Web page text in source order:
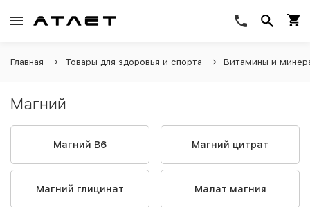
Главная Товары для здоровья и спорта Витамины и
Магний
Магний B6 Магний цитрат
Магний глицинат Малат магния